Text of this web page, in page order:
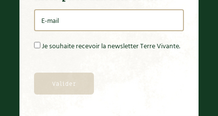
Je souhaite recevoir la newsletter Terre Vivante.